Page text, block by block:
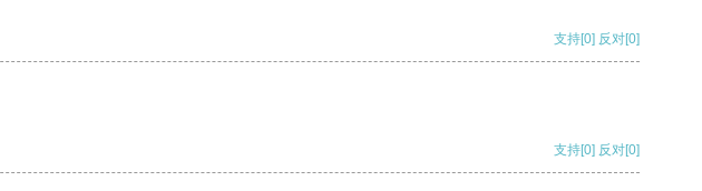
支持[0] 反对[0]
支持[0] 反对[0]